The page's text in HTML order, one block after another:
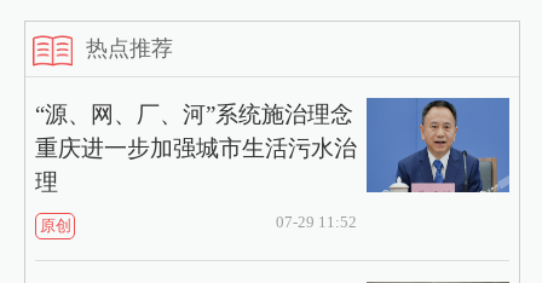
热点推荐
“源、网、厂、河”系统施治理念
重庆进一步加强城市生活污水治
理
原创 07-29 11:52